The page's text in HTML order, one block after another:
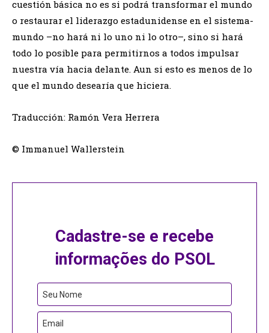
cuestión básica no es si podrá transformar el mundo
o restaurar el liderazgo estadunidense en el sistema-
mundo –no hará ni lo uno ni lo otro–, sino si hará
todo lo posible para permitirnos a todos impulsar
nuestra vía hacia delante. Aun si esto es menos de lo
que el mundo desearía que hiciera.
Traducción: Ramón Vera Herrera
© Immanuel Wallerstein
Cadastre-se e recebe
informações do PSOL
Seu Nome
Email